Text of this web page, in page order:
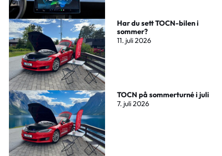
Har du sett TOCN-bilen i
sommer?
11. juli 2026
TOCN på sommerturné i juli
7. juli 2026